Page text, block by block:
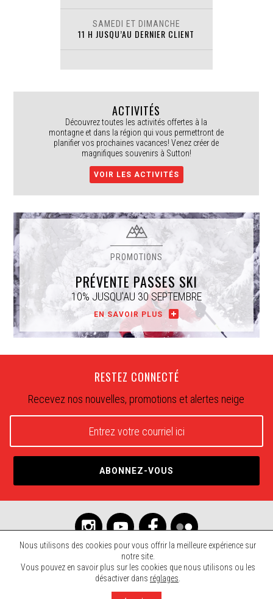
SAMEDI ET DIMANCHE
11 H JUSQU’AU DERNIER CLIENT
ACTIVITÉS
Découvrez toutes les activités offertes à la
montagne et dans la région qui vous permettront de
planifier vos prochaines vacances! Venez créer de
magnifiques souvenirs à Sutton!
VOIR LES ACTIVITÉS
PRÉVENTE PASSES SKI
10% JUSQU'AU 30 SEPTEMBRE
EN SAVOIR PLUS
RESTEZ CONNECTÉ
Recevez nos nouvelles, promotions et alertes neige
© 2026 Mont SUTTON. Tous droits réservés.
Nous utilisons des cookies pour vous offrir la meilleure expérience sur
notre site.
Vous pouvez en savoir plus sur les cookies que nous utilisons ou les
désactiver dans réglages